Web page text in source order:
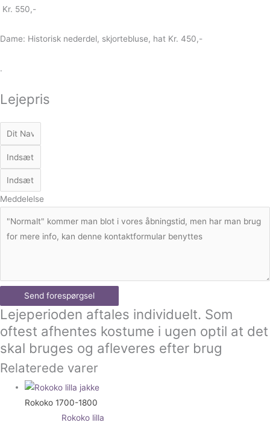
Kr. 550,-
Dame: Historisk nederdel, skjortebluse, hat Kr. 450,-
.
Lejepris
Meddelelse
Send forespørgsel
Lejeperioden aftales individuelt. Som
oftest afhentes kostume i ugen optil at det
skal bruges og afleveres efter brug
Relaterede varer
Rokoko 1700-1800
Rokoko lilla